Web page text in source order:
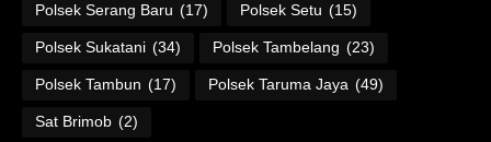
Polsek Serang Baru (17) Polsek Setu (15)
Polsek Sukatani (34) Polsek Tambelang (23)
Polsek Tambun (17) Polsek Taruma Jaya (49)
Sat Brimob (2)